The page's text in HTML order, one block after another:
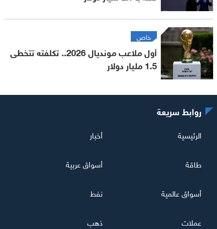
خاص
أول ملاعب مونديال 2026.. تكلفته تتخطى
1.5 مليار دولار
روابط سريعة
الرئيسية أخبار
طاقة أسواق عربية
أسواق عالمية نفط
عملات ذهب